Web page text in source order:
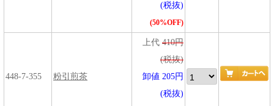
(税抜)
(50%OFF)
448-7-355 粉引煎茶
上代 410円
(税抜)
卸値 205円
(税抜)